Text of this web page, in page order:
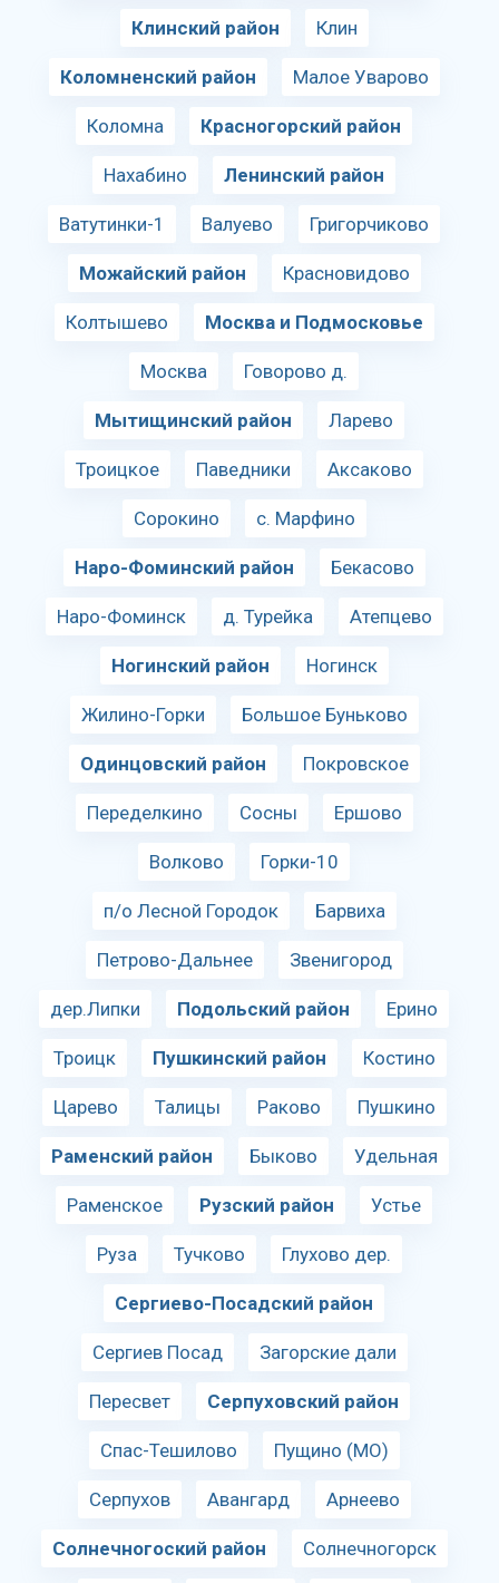
Клинский район Клин
Коломненский район Малое Уварово
Коломна Красногорский район
Нахабино Ленинский район
Ватутинки-1 Валуево Григорчиково
Можайский район Красновидово
Колтышево Москва и Подмосковье
Москва Говорово д.
Мытищинский район Ларево
Троицкое Паведники Аксаково
Сорокино с. Марфино
Наро-Фоминский район Бекасово
Наро-Фоминск д. Турейка Атепцево
Ногинский район Ногинск
Жилино-Горки Большое Буньково
Одинцовский район Покровское
Переделкино Сосны Ершово
Волково Горки-10
п/о Лесной Городок Барвиха
Петрово-Дальнее Звенигород
дер.Липки Подольский район Ерино
Троицк Пушкинский район Костино
Царево Талицы Раково Пушкино
Раменский район Быково Удельная
Раменское Рузский район Устье
Руза Тучково Глухово дер.
Сергиево-Посадский район
Сергиев Посад Загорские дали
Пересвет Серпуховский район
Спас-Тешилово Пущино (МО)
Серпухов Авангард Арнеево
Солнечногоский район Солнечногорск